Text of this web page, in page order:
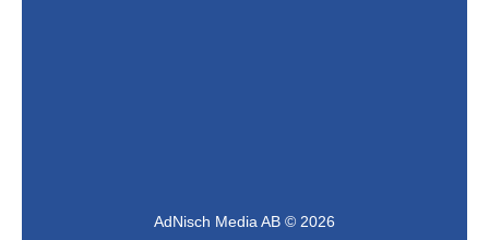
AdNisch Media AB © 2026